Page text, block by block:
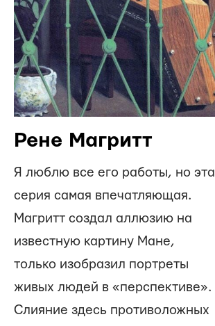
Рене Магритт
Я люблю все его работы, но эта
серия самая впечатляющая.
Магритт создал аллюзию на
известную картину Мане,
только изобразил портреты
живых людей в «перспективе».
Слияние здесь противоложных